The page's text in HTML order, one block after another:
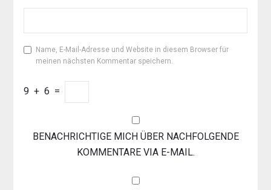
Name, E-Mail-Adresse und Website in diesem Browser für
meinen nächsten Kommentar speichern.
9 + 6 =
BENACHRICHTIGE MICH ÜBER NACHFOLGENDE
KOMMENTARE VIA E-MAIL.